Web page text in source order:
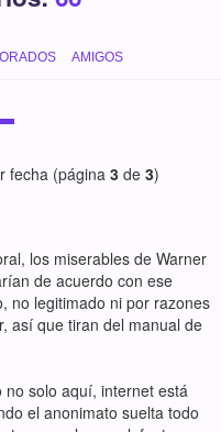
AMIGOS
fecha (página 3 de 3)
los miserables de Warner
de acuerdo con ese
no legitimado ni por razones
así que tiran del manual de
solo aquí, internet está
el anonimato suelta todo